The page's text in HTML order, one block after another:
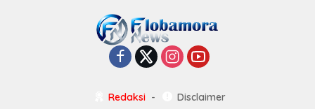
Redaksi
Disclaimer